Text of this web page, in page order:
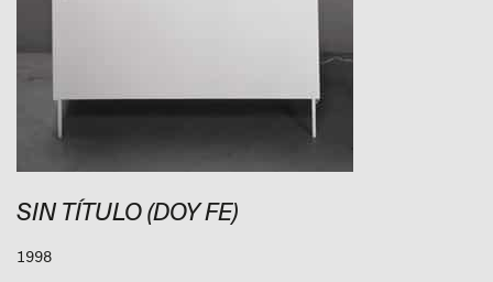
SIN TÍTULO (DOY FE)
1998